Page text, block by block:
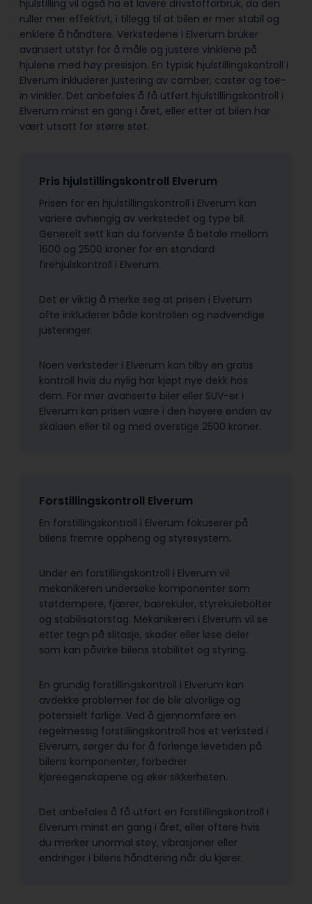
hjulstilling vil også ha et lavere drivstofforbruk, da den
ruller mer effektivt, i tillegg til at bilen er mer stabil og
enklere å håndtere. Verkstedene i Elverum bruker
avansert utstyr for å måle og justere vinklene på
hjulene med høy presisjon. En typisk hjulstillingskontroll i
Elverum inkluderer justering av camber, caster og toe-
in vinkler. Det anbefales å få utført hjulstillingskontroll i
Elverum minst en gang i året, eller etter at bilen har
vært utsatt for større støt.
Pris hjulstillingskontroll Elverum
Prisen for en hjulstillingskontroll i Elverum kan
variere avhengig av verkstedet og type bil.
Generelt sett kan du forvente å betale mellom
1600 og 2500 kroner for en standard
firehjulskontroll i Elverum.
Det er viktig å merke seg at prisen i Elverum
ofte inkluderer både kontrollen og nødvendige
justeringer.
Noen verksteder i Elverum kan tilby en gratis
kontroll hvis du nylig har kjøpt nye dekk hos
dem. For mer avanserte biler eller SUV-er i
Elverum kan prisen være i den høyere enden av
skalaen eller til og med overstige 2500 kroner.
Forstillingskontroll Elverum
En forstillingskontroll i Elverum fokuserer på
bilens fremre oppheng og styresystem.
Under en forstillingskontroll i Elverum vil
mekanikeren undersøke komponenter som
støtdempere, fjærer, bærekuler, styrekulebolter
og stabilisatorstag. Mekanikeren i Elverum vil se
etter tegn på slitasje, skader eller løse deler
som kan påvirke bilens stabilitet og styring.
En grundig forstillingskontroll i Elverum kan
avdekke problemer før de blir alvorlige og
potensielt farlige. Ved å gjennomføre en
regelmessig forstillingskontroll hos et verksted i
Elverum, sørger du for å forlenge levetiden på
bilens komponenter, forbedrer
kjøreegenskapene og øker sikkerheten.
Det anbefales å få utført en forstillingskontroll i
Elverum minst en gang i året, eller oftere hvis
du merker unormal støy, vibrasjoner eller
endringer i bilens håndtering når du kjører.